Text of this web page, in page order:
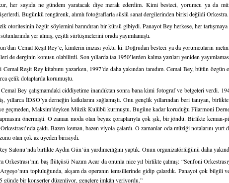
her sayıda ne gündem yaratacak diye merak ederdim. Kimi besteci, yorumcu ya da
Bugünkü rengârenk, alımlı fotoğraflarla süslü sanat dergilerinden birisi değildi Orkestra.
otoritesinin özgür söylemini barındıran bir kürsü gibiydi. Panayot Bey herkese, her
yer almış, çeşitli sürtüşmelerini orada yayımlamıştı.
Cemal Reşit Rey’e, kimlerin imzası yoktu ki. Doğrudan besteci ya da yorumcuların
de derginin konusu olabilirdi. Son yıllarda taa 1950’lerden kalma yazıları yeniden
Cemal Reşit Rey kitabımı yazarken, 1997’de daha yakından tanıdım. Cemal Bey, bütün
çelik dolaplarda korumuştu.
Bey çalışmamdaki ciddiyetime inandıktan sonra bana kimi fotograf ve belgeleri verdi.
yıllarca İDSO’ya derneğin katkılarını sağlamıştı. Onu gençlik yıllarından beri tanıyan,
geçmeden, Maksim’deyken Müzik Kulübü kurmuştu. Bugüne kadar koruduğu Filarmoni
önermişti. O zaman moda olan beyaz çoraplarıyla çok şık, bir jöndü. Birlikte keman-
çaldı. Bazen keman, bazen viyola çalardı. O zamanlar oda müziği notalarını
olan çok az üyeden birisiydi.
Salonu’nda birlikte Aydın Gün’ün yardımcılığını yaptık. Onun organizatörlüğünü daha
Orkestrası’nın baş flütçüsü Nazım Acar da onunla nice yıl birlikte çalmış: “Senfoni
topluluğunda, akşam da operanın temsillerinde gidip çalardık. Panayot çok
günde bir konserler düzenliyor, gençlere imkân veriyordu.”